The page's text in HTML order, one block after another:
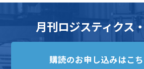
月刊ロジスティクス
購読のお申し込みはこ